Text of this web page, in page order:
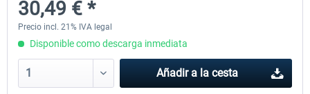
30,49 € *
30,49 € *
Precio incl. 21% IVA legal
Disponible como descarga inmediata
Añadir a la cesta